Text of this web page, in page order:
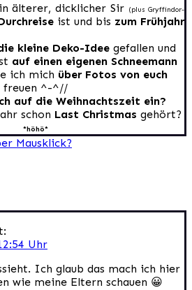
älterer, dicklicher Sir (plus Gryffindor-
ist und bis zum Frühjahr
kleine Deko-Ideegefallen und
auf einen eigenen Schneemann
ich mich über Fotos von euch
freuen ^-^//
auf die Weihnachtszeit ein?
schon Last Christmas gehört?
*höhö*
Mausklick?
Uhr
Ich glaub das mach ich hier
wie meine Eltern schauen 😀